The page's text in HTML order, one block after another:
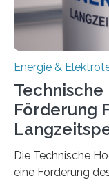
Energie &
Förderung
Die Technische
eine Förderung